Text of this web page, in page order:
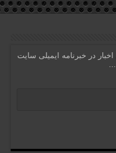
در خبرنامه ایمیلی سایت